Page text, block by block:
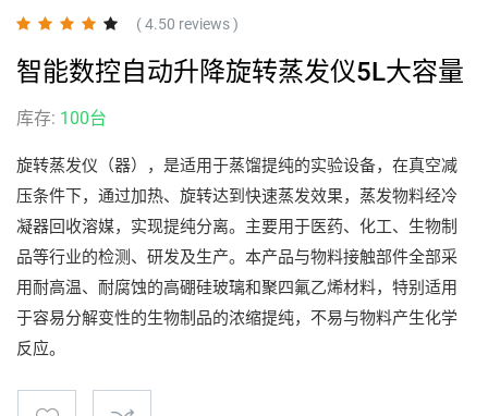
( 4.50 reviews )
智能数控自动升降旋转蒸发仪5L大容量
库存: 100台
旋转蒸发仪（器），是适用于蒸馏提纯的实验设备，在真空减
压条件下，通过加热、旋转达到快速蒸发效果，蒸发物料经冷
凝器回收溶媒，实现提纯分离。主要用于医药、化工、生物制
品等行业的检测、研发及生产。本产品与物料接触部件全部采
用耐高温、耐腐蚀的高硼硅玻璃和聚四氟乙烯材料，特别适用
于容易分解变性的生物制品的浓缩提纯，不易与物料产生化学
反应。